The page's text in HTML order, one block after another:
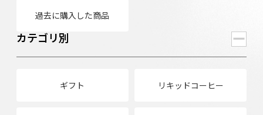
過去に購入した商品
カテゴリ別
ギフト リキッドコーヒー